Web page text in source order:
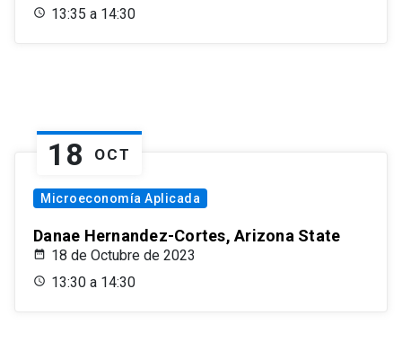
13:35 a 14:30
18 OCT
Microeconomía Aplicada
Danae Hernandez-Cortes, Arizona State
18 de Octubre de 2023
13:30 a 14:30